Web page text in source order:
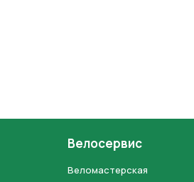
Велосервис
Веломастерская